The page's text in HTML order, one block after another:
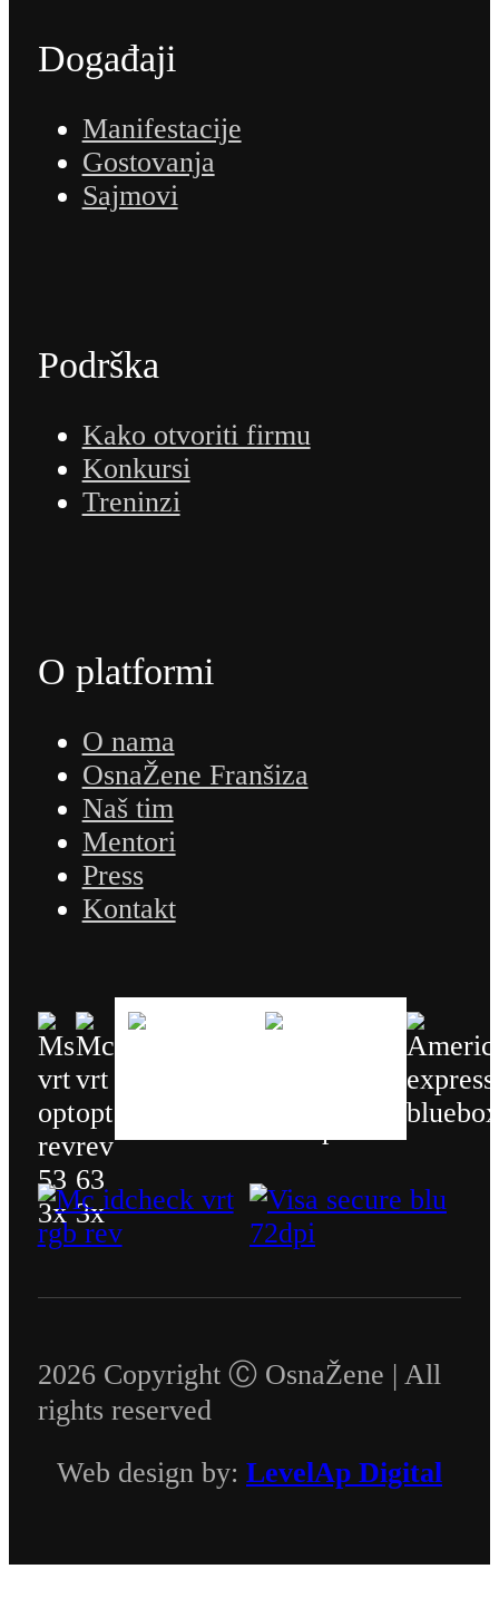
Događaji
Manifestacije
Gostovanja
Sajmovi
Podrška
Kako otvoriti firmu
Konkursi
Treninzi
O platformi
O nama
OsnaŽene Franšiza
Naš tim
Mentori
Press
Kontakt
2026 Copyright Ⓒ OsnaŽene | All
rights reserved
Web design by: LevelAp Digital